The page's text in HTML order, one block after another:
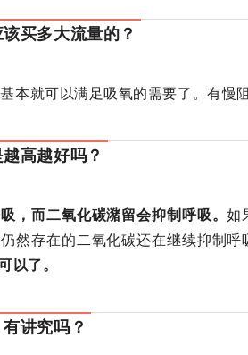
买多大流量的？
本就可以满足吸氧的需要了。有慢
高越好吗？
，而二氧化碳潴留会抑制呼吸。如
然存在的二氧化碳还在继续抑制呼
以了。
讲究吗？